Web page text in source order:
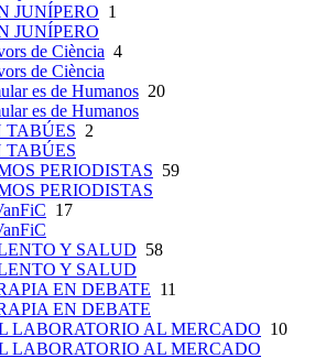
JUNÍPERO 1
JUNÍPERO
de Ciència 4
de Ciència
es de Humanos 20
es de Humanos
TABÚES 2
TABÚES
PERIODISTAS 59
PERIODISTAS
17
Y SALUD 58
Y SALUD
EN DEBATE 11
EN DEBATE
LABORATORIO AL MERCADO 10
LABORATORIO AL MERCADO